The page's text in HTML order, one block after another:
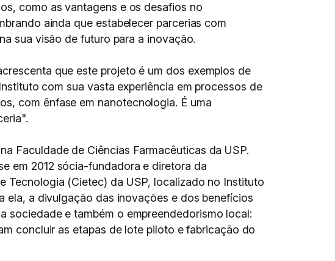
como as vantagens e os desafios no
ainda que estabelecer parcerias com
sua visão de futuro para a inovação.
que este projeto é um dos exemplos de
com sua vasta experiência em processos de
com ênfase em nanotecnologia. É uma
Faculdade de Ciências Farmacêuticas da USP.
em 2012 sócia-fundadora e diretora da
Tecnologia (Cietec) da USP, localizado no Instituto
ela, a divulgação das inovações e dos benefícios
sociedade e também o empreendedorismo local:
concluir as etapas de lote piloto e fabricação do